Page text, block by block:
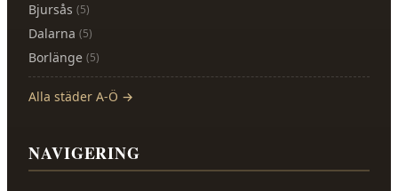
Bjursås (5)
Dalarna (5)
Borlänge (5)
Alla städer A-Ö →
NAVIGERING